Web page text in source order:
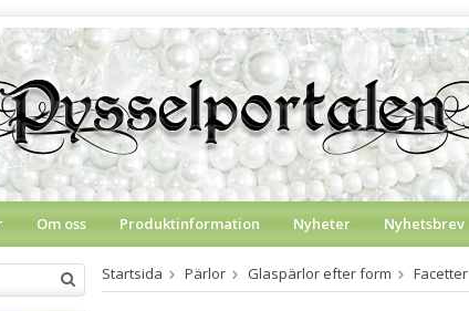
Om oss Produktinformation Nyheter Nyhetsbrev
Startsida Pärlor Glaspärlor efter form Facetter